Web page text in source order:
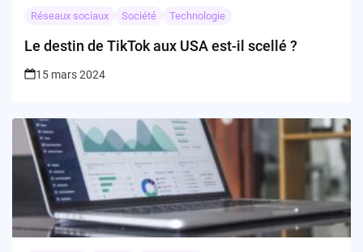
Réseaux sociaux Société Technologie
Le destin de TikTok aux USA est-il scellé ?
15 mars 2024